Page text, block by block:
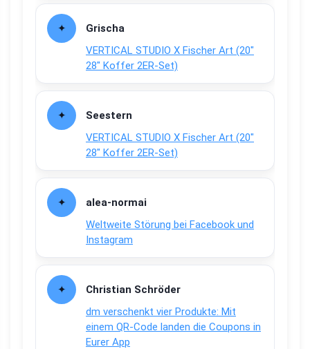
Grischa
VERTICAL STUDIO X Fischer Art (20″
28″ Koffer 2ER-Set)
Seestern
VERTICAL STUDIO X Fischer Art (20″
28″ Koffer 2ER-Set)
alea-normai
Weltweite Störung bei Facebook und
Instagram
Christian Schröder
dm verschenkt vier Produkte: Mit
einem QR-Code landen die Coupons in
Eurer App